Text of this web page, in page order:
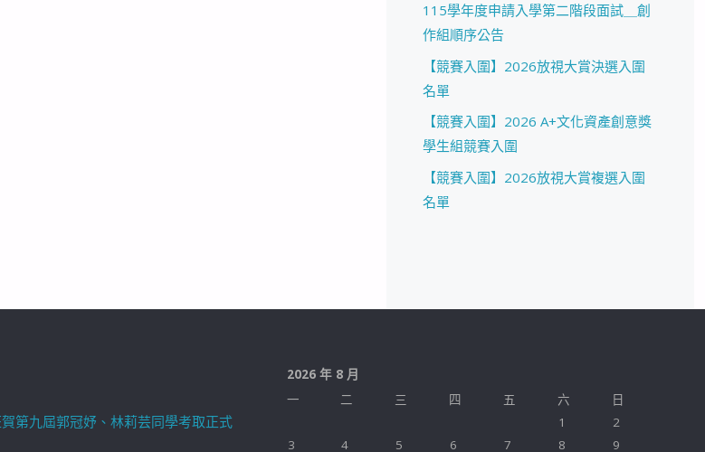
115學年度申請入學第二階段面試＿創
作組順序公告
【競賽入圍】2026放視大賞決選入圍
名單
【競賽入圍】2026 A+文化資產創意獎
學生組競賽入圍
【競賽入圍】2026放視大賞複選入圍
名單
賀第九屆郭冠妤、林莉芸同學考取正式
2026 年 8 月
一
二 三 四 五 六
日
1
2
3
4 5 6 7 8 9